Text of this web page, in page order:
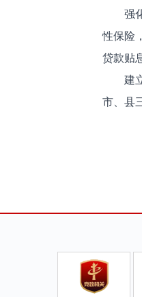
强
性保险
贷款贴
建
市、县